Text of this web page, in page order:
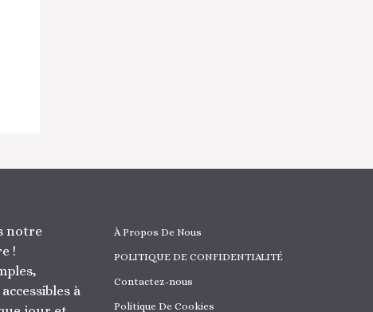
notre
!
à
À Propos De Nous
POLITIQUE DE CONFIDENTIALITÉ
Contactez-nous
Politique De Cookies